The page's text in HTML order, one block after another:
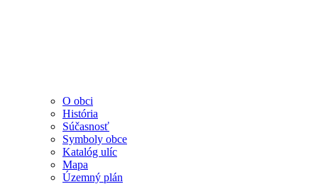
O obci
História
Súčasnosť
Symboly obce
Katalóg ulíc
Mapa
Územný plán